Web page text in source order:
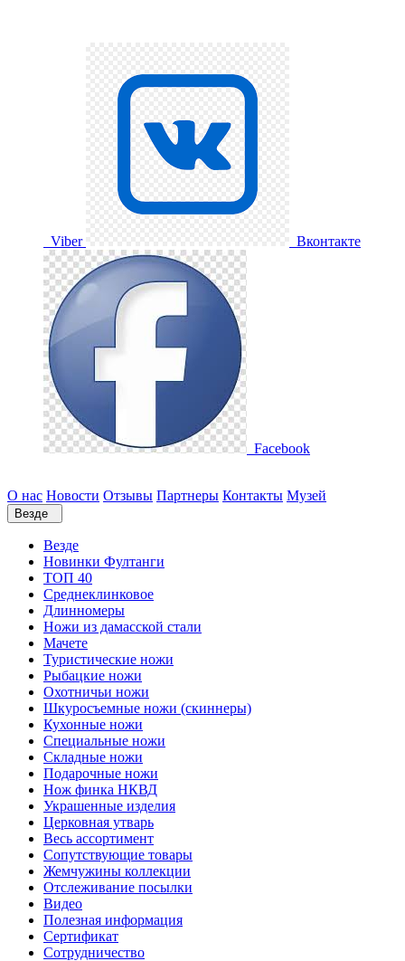
Viber Вконтакте
Facebook
О нас Новости Отзывы Партнеры Контакты Музей
Везде
Везде
Новинки Фултанги
ТОП 40
Среднеклинковое
Длинномеры
Ножи из дамасской стали
Мачете
Туристические ножи
Рыбацкие ножи
Охотничьи ножи
Шкуросъемные ножи (скиннеры)
Кухонные ножи
Специальные ножи
Складные ножи
Подарочные ножи
Нож финка НКВД
Украшенные изделия
Церковная утварь
Весь ассортимент
Сопутствующие товары
Жемчужины коллекции
Отслеживание посылки
Видео
Полезная информация
Сертификат
Сотрудничество